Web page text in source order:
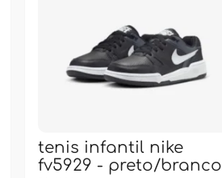
tenis infantil nike
fv5929 - preto/branco